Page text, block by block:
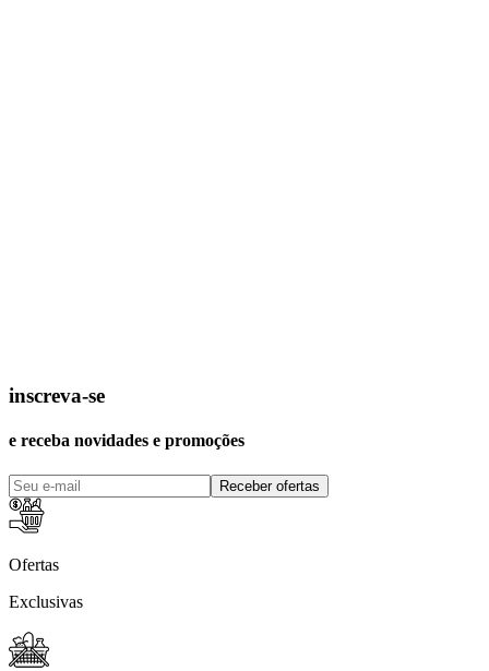
inscreva-se
e receba novidades e promoções
Receber ofertas
Ofertas
Exclusivas